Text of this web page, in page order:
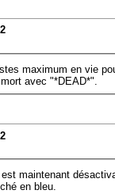
maximum en vie
avec "*DEAD*".
maintenant
en bleu.